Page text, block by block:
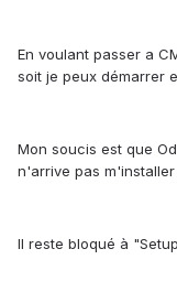
En voulant passer a
soit je peux démarrer
Mon soucis est que
n'arrive pas
Il reste bloqué à